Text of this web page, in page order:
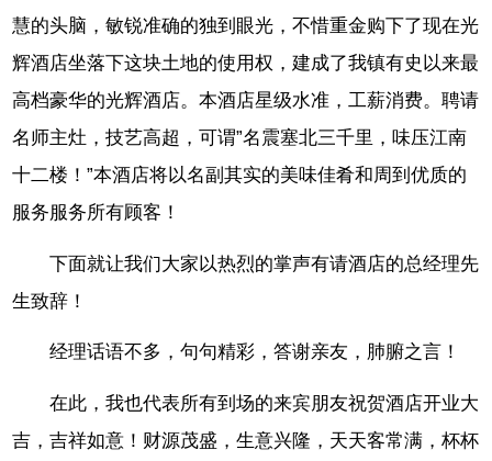
慧的头脑，敏锐准确的独到眼光，不惜重金购下了现在光
辉酒店坐落下这块土地的使用权，建成了我镇有史以来最
高档豪华的光辉酒店。本酒店星级水准，工薪消费。聘请
名师主灶，技艺高超，可谓”名震塞北三千里，味压江南
十二楼！”本酒店将以名副其实的美味佳肴和周到优质的
服务服务所有顾客！
下面就让我们大家以热烈的掌声有请酒店的总经理先
生致辞！
经理话语不多，句句精彩，答谢亲友，肺腑之言！
在此，我也代表所有到场的来宾朋友祝贺酒店开业大
吉，吉祥如意！财源茂盛，生意兴隆，天天客常满，杯杯